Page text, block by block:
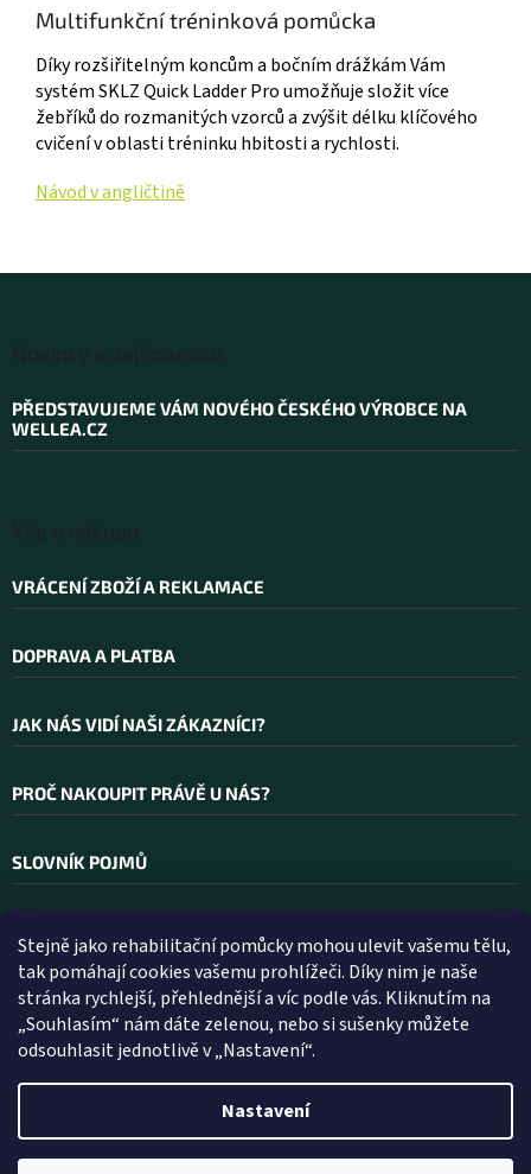
Stejně jako rehabilitační pomůcky mohou ulevit vašemu tělu,
tak pomáhají cookies vašemu prohlížeči. Díky nim je naše
stránka rychlejší, přehlednější a víc podle vás. Kliknutím na
„Souhlasím“ nám dáte zelenou, nebo si sušenky můžete
odsouhlasit jednotlivě v „Nastavení“.
Nastavení
Multifunkční tréninková pomůcka
Díky rozšiřitelným koncům a bočním drážkám Vám
systém SKLZ Quick Ladder Pro umožňuje složit více
žebříků do rozmanitých vzorců a zvýšit délku klíčového
cvičení v oblasti tréninku hbitosti a rychlosti.
Návod v angličtině
PŘEDSTAVUJEME VÁM NOVÉHO ČESKÉHO VÝROBCE NA
WELLEA.CZ
VRÁCENÍ ZBOŽÍ A REKLAMACE
DOPRAVA A PLATBA
JAK NÁS VIDÍ NAŠI ZÁKAZNÍCI?
PROČ NAKOUPIT PRÁVĚ U NÁS?
SLOVNÍK POJMŮ
Kontakt
INFO@WELLEA.CZ
800 200 900
602 112 602
Vytvořil Shoptet